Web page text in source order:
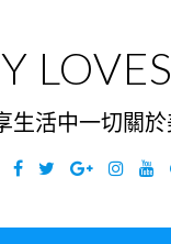
生活中一切關
Facebook
TwitterGoogle